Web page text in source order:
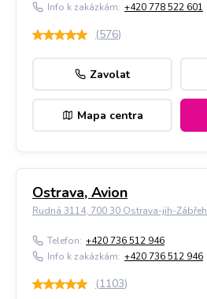
Info k zakázkám: +420 778 522 601
(576)
Zavolat
Mapa centra
Ostrava, Avion
Rudná 3114, 700 30 Ostrava-jih-Zábřeh
Telefon: +420 736 512 946
Info k zakázkám: +420 736 512 946
(1103)